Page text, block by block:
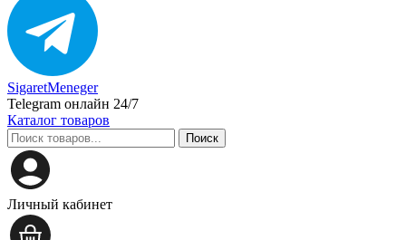
SigaretMeneger
Telegram онлайн 24/7
Каталог товаров
Поиск
Личный кабинет